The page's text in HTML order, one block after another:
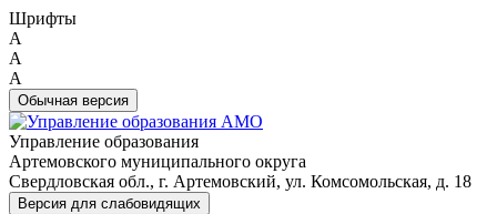
Шрифты
A
A
A
Обычная версия
Управление образования
Артемовского муниципального округа
Свердловская обл., г. Артемовский, ул. Комсомольская, д. 18
Версия для слабовидящих